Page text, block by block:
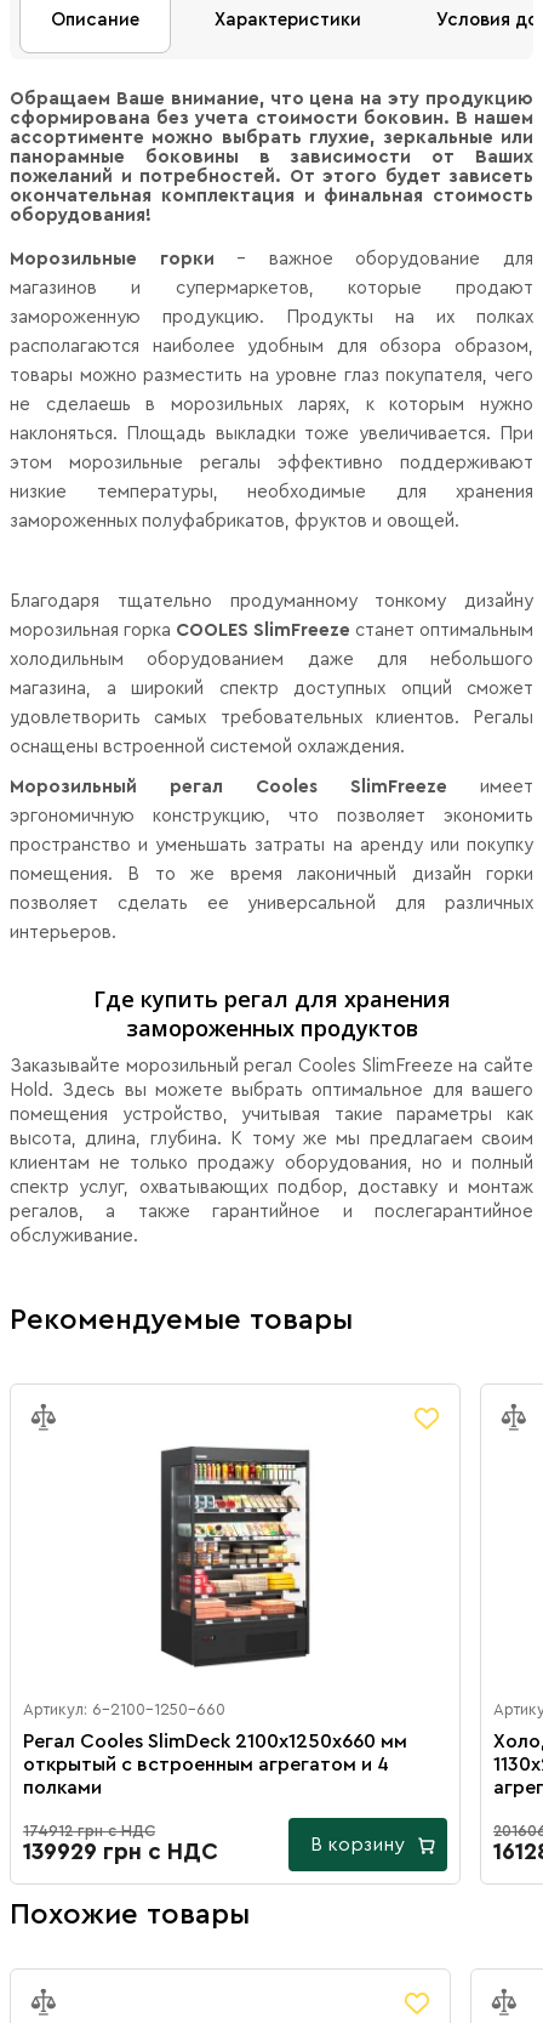
Описание Характеристики Условия
Обращаем Ваше внимание, что цена на эту продукцию
сформирована без учета стоимости боковин. В нашем
ассортименте можно выбрать глухие, зеркальные или
панорамные боковины в зависимости от Ваших
пожеланий и потребностей. От этого будет зависеть
окончательная комплектация и финальная стоимость
оборудования!
Морозильные горки – важное оборудование для
магазинов и супермаркетов, которые продают
замороженную продукцию. Продукты на их полках
располагаются наиболее удобным для обзора образом,
товары можно разместить на уровне глаз покупателя, чего
не сделаешь в морозильных ларях, к которым нужно
наклоняться. Площадь выкладки тоже увеличивается. При
этом морозильные регалы эффективно поддерживают
низкие температуры, необходимые для хранения
замороженных полуфабрикатов, фруктов и овощей.
Благодаря тщательно продуманному тонкому дизайну
морозильная горка COOLES SlimFreeze станет оптимальным
холодильным оборудованием даже для небольшого
магазина, а широкий спектр доступных опций сможет
удовлетворить самых требовательных клиентов. Регалы
оснащены встроенной системой охлаждения.
Морозильный регал Cooles SlimFreeze имеет
эргономичную конструкцию, что позволяет экономить
пространство и уменьшать затраты на аренду или покупку
помещения. В то же время лаконичный дизайн горки
позволяет сделать ее универсальной для различных
интерьеров.
Где купить регал для хранения
замороженных продуктов
Заказывайте морозильный регал Cooles SlimFreeze на сайте
Hold. Здесь вы можете выбрать оптимальное для вашего
помещения устройство, учитывая такие параметры как
высота, длина, глубина. К тому же мы предлагаем своим
клиентам не только продажу оборудования, но и полный
спектр услуг, охватывающих подбор, доставку и монтаж
регалов, а также гарантийное и послегарантийное
обслуживание.
Рекомендуемые товары
Артикул: 6-2100-1250-660
Регал Cooles SlimDeck 2100х1250х660 мм
открытый с встроенным агрегатом и 4
полками
174912 грн с НДС
139929 грн с НДС В корзину
Похожие товары